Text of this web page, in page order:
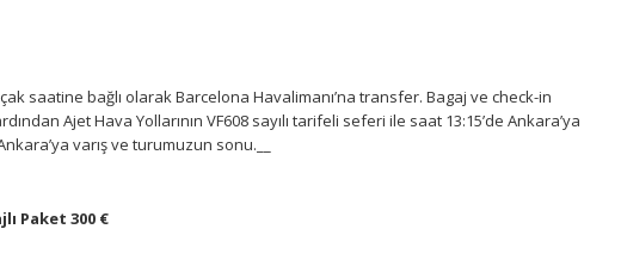
saatine bağlı olarak Barcelona Havalimanı’na transfer. Bagaj ve check-in
Ajet Hava Yollarının VF608 sayılı tarifeli seferi ile saat 13:15’de Ankara’ya
varış ve turumuzun sonu.__
Paket 300 €